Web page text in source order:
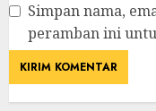
Simpan nama,
peramban ini